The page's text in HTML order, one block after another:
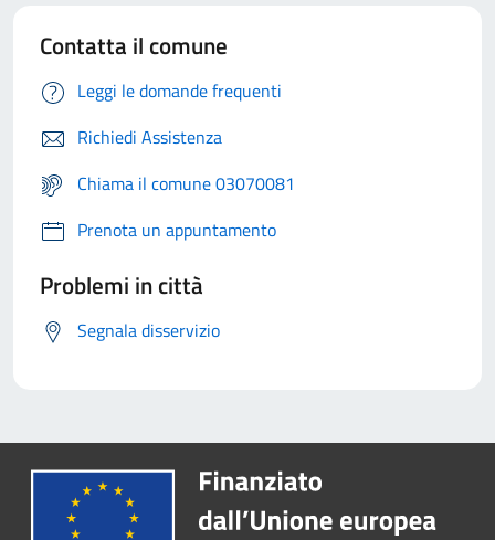
Contatta il comune
Leggi le domande frequenti
Richiedi Assistenza
Chiama il comune 03070081
Prenota un appuntamento
Problemi in città
Segnala disservizio